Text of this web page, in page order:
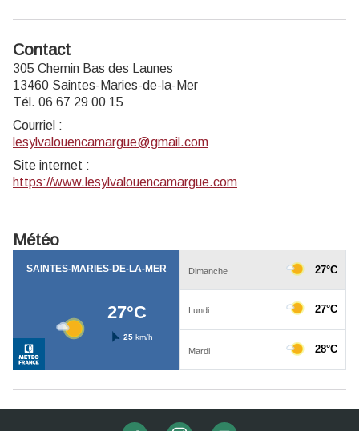
Contact
305 Chemin Bas des Launes
13460 Saintes-Maries-de-la-Mer
Tél. 06 67 29 00 15
Courriel :
lesylvalouencamargue@gmail.com
Site internet :
https://www.lesylvalouencamargue.com
Météo